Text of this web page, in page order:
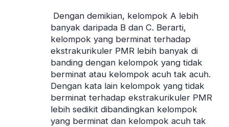
Dengan demikian, kelompok A lebih
banyak daripada B dan C. Berarti,
kelompok yang berminat terhadap
ekstrakurikuler PMR lebih banyak di
banding dengan kelompok yang tidak
berminat atau kelompok acuh tak acuh.
Dengan kata lain kelompok yang tidak
berminat terhadap ekstrakurikuler PMR
lebih sedikit dibandingkan kelompok
yang berminat dan kelompok acuh tak